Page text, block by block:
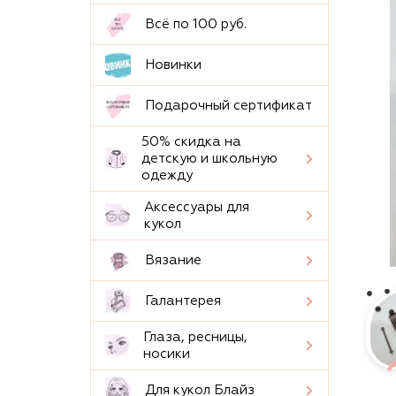
Всё по 100 руб.
Новинки
Подарочный сертификат
50% скидка на
детскую и школьную
одежду
Аксессуары для
кукол
Вязание
Галантерея
Глаза, ресницы,
носики
Для кукол Блайз